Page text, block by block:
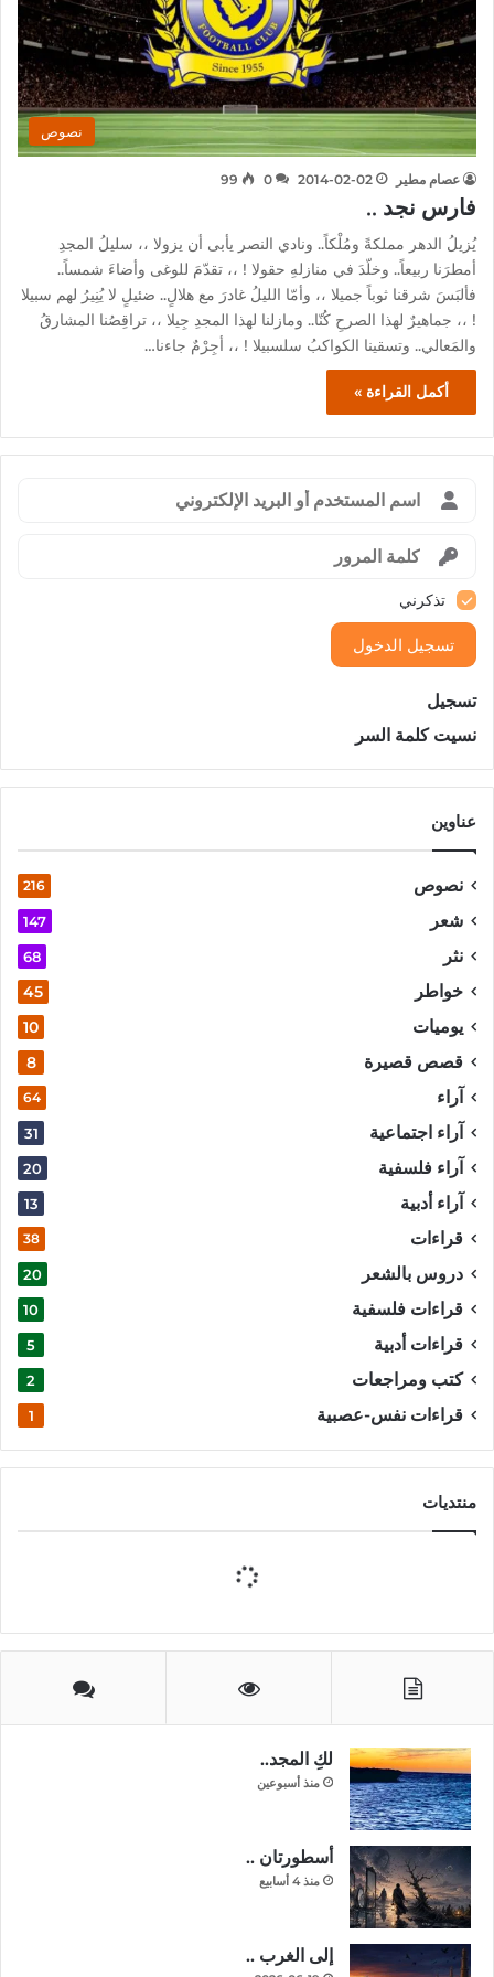
نصوص
عصام مطير 2014-02-02
0
99
فارس نجد ..
يُزيلُ الدهر مملكةً ومُلْكاً.. ونادي النصر يأبى أن يزولا ،، سليلُ المجدِ
أمطرَنا ربيعاً.. وخلّدَ في منازلهِ حقولا ! ،، تقدّمَ للوغى وأضاءَ شمساً..
فألبَسَ شرقنا ثوباً جميلا ،، وأمّا الليلُ غادرَ مع هلالٍ.. ضئيلٍ لا يُنِيرُ لهم سبيلا
! ،، جماهيرٌ لهذا الصرحِ كُنّا.. ومازلنا لهذا المجدِ جِيلا ،، تراقِصُنا المشارقُ
والمَعالي.. وتسقينا الكواكبُ سلسبيلا ! ،، أجِرْمٌ جاءنا…
أكمل القراءة »
تذكرني
تسجيل الدخول
تسجيل
نسيت كلمة السر
عناوين
نصوص 216
شعر 147
نثر 68
خواطر 45
يوميات 10
قصص قصيرة 8
آراء 64
آراء اجتماعية 31
آراء فلسفية 20
آراء أدبية 13
قراءات 38
دروس بالشعر 20
قراءات فلسفية 10
قراءات أدبية 5
كتب ومراجعات 2
قراءات نفس-عصبية 1
منتديات
لكِ المجد..
منذ أسبوعين
أسطورتان ..
منذ 4 أسابيع
إلى الغرب ..